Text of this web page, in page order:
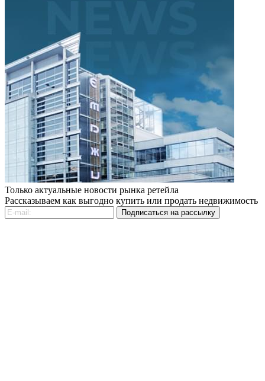
Только актуальные новости рынка ретейла
Рассказываем как выгодно купить или продать недвижимость